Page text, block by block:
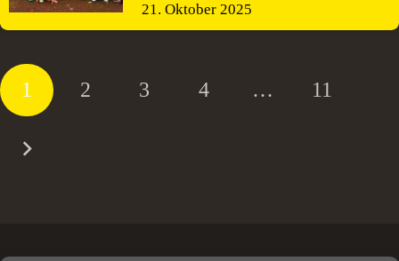
21. Oktober 2025
1 2 3 4 … 11